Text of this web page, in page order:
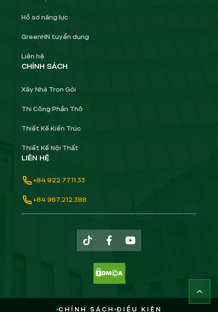
Hồ sơ năng lực
GreenHN tuyển dụng
Liên hệ
CHÍNH SÁCH
Xây Nhà Trọn Gói
Thi Công Phần Thô
Thiết Kế Kiến Trúc
Thiết Kế Nội Thất
LIÊN HỆ
+84 922.77.11.33
+84 967.212.388
CHÍNH SÁCH ĐIỀU KIỆN